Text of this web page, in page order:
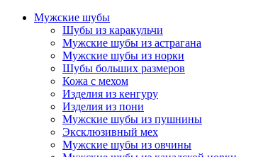
Мужские шубы
Шубы из каракульчи
Мужские шубы из астрагана
Мужские шубы из норки
Шубы больших размеров
Кожа с мехом
Изделия из кенгуру
Изделия из пони
Мужские шубы из пушнины
Эксклюзивный мех
Мужские шубы из овчины